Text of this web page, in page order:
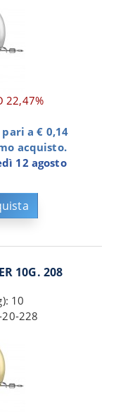
22,47%
a € 0,14
acquisto.
12 agosto
10G. 208
10
228